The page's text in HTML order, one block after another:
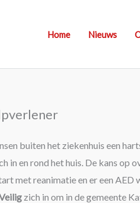
Home Nieuws
buiten het ziekenhuis een
in en rond het huis. De kans op
met reanimatie en er een
zich in om in de gemeente